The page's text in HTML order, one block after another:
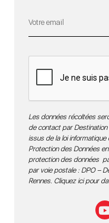
Les données récoltées
de contact par Destination
issus de la loi
Protection des Données
protection des données
par voie postale : DPO –
Rennes. Cliquez ici pour